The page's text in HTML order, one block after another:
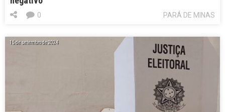
PARÁ DE MINAS
0
15 de setembro de 2024